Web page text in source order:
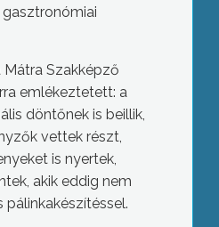
Mátra Szakképző
emlékeztetett: a
döntőnek is beillik,
vettek részt,
is nyertek,
akik eddig nem